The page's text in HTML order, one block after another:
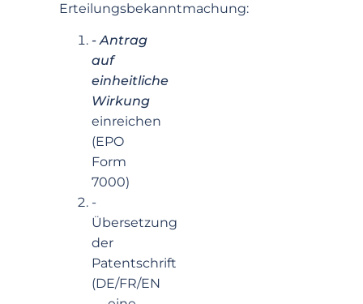
Erteilungsbekanntmachung:
- Antrag
auf
einheitliche
Wirkung
einreichen
(EPO
Form
7000)
-
Übersetzung
der
Patentschrift
(DE/FR/EN